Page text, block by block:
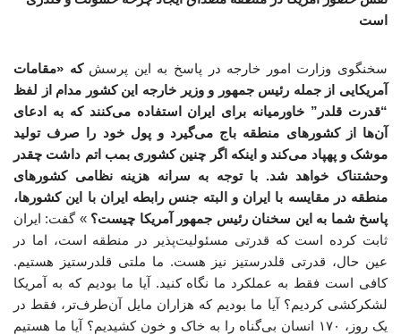
است
سخنگوی وزارت امور خارجه در پاسخ به این پرسش که «مقامات
آمریکایی از جمله رئیس جمهور و وزیر خارجه این کشور مدام از لفظ
“قدرت قلدر” خاورمیانه برای ایران استفاده می‌کنند که به ادعای
آن‌ها از کشورهای منطقه باج می‌گیرد و پول خود را صرف تولید
موشک و پهپاد می‌کند و اینکه اگر چنین کشوری بمب اتم داشت چقدر
وحشتناک خواهد شد. با توجه به سرانه هزینه نظامی کشورهای
منطقه در مقایسه با ایران و البته جنس رابطه ایران با این کشورها،
پاسخ شما به این سخنان رئیس جمهور آمریکا چیست؟» گفت: ایران
ثابت کرده است که قدرتی مسئولیت‌پذیر در منطقه است، اما در
عین حال، قدرتی قلدرستیز نیز هست. ما ملتی قلدرستیز هستیم.
کافی است فقط به عملکرد ما نگاه کنید. آیا ما بودیم که به آمریکا
لشکرکشی کردیم؟ آیا ما بودیم که هزاران مایل آن‌طرف‌تر، فقط در
یک روز، ۱۷۰ انسان بی‌گناه را به خاک و خون کشیدیم؟ آیا ما هستیم